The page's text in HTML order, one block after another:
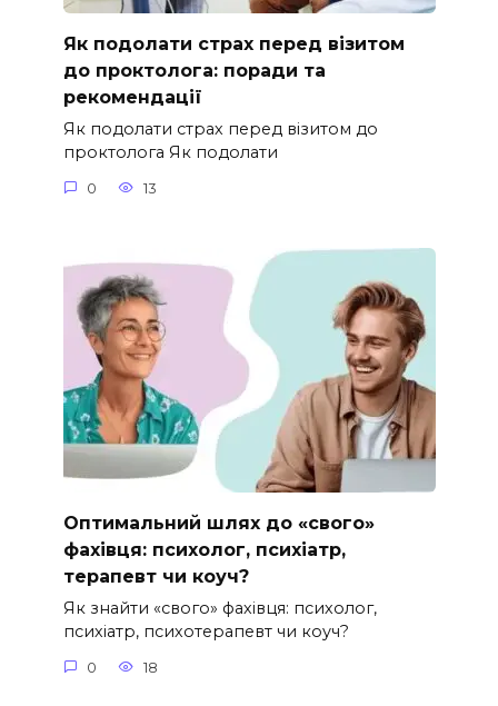
Як подолати страх перед візитом
до проктолога: поради та
рекомендації
Як подолати страх перед візитом до
проктолога Як подолати
0 13
Оптимальний шлях до «свого»
фахівця: психолог, психіатр,
терапевт чи коуч?
Як знайти «свого» фахівця: психолог,
психіатр, психотерапевт чи коуч?
0 18